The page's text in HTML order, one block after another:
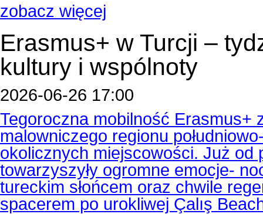
zobacz więcej
Erasmus+ w Turcji –
kultury i wspólnoty
2026-06-26 17:00
Tegoroczna mobilność Erasmus+
malowniczego regionu
okolicznych miejscowości. Już
towarzyszyły ogromne emocje-
tureckim słońcem oraz chwile
spacerem po urokliwej Çalış